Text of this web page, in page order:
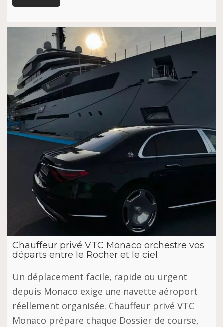
Chauffeur privé VTC Monaco orchestre vos
départs entre le Rocher et le ciel
Un déplacement facile, rapide ou urgent
depuis Monaco exige une navette aéroport
réellement organisée. Chauffeur privé VTC
Monaco prépare chaque Dossier de course,